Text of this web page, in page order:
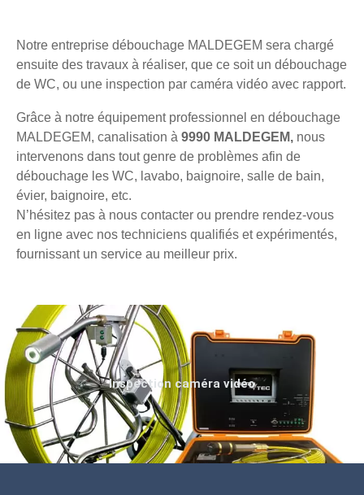
Notre entreprise débouchage MALDEGEM sera chargé
ensuite des travaux à réaliser, que ce soit un débouchage
de WC, ou une inspection par caméra vidéo avec rapport.
Grâce à notre équipement professionnel en débouchage
MALDEGEM, canalisation à 9990 MALDEGEM, nous
intervenons dans tout genre de problèmes afin de
débouchage les WC, lavabo, baignoire, salle de bain,
évier, baignoire, etc.
N’hésitez pas à nous contacter ou prendre rendez-vous
en ligne avec nos techniciens qualifiés et expérimentés,
fournissant un service au meilleur prix.
Inspection caméra vidéo